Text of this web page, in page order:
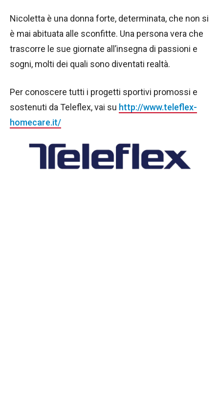
Nicoletta è una donna forte, determinata, che non si
è mai abituata alle sconfitte. Una persona vera che
trascorre le sue giornate all’insegna di passioni e
sogni, molti dei quali sono diventati realtà.
Per conoscere tutti i progetti sportivi promossi e
sostenuti da Teleflex, vai su http://www.teleflex-
homecare.it/